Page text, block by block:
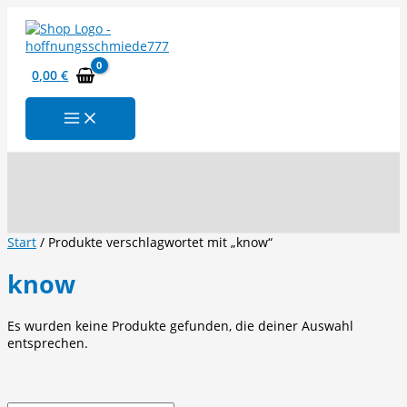
Inhalt
springen
0,00€
Start / Produkte verschlagwortet mit „know“
know
Es wurden keine Produkte gefunden, die deiner Auswahl
entsprechen.